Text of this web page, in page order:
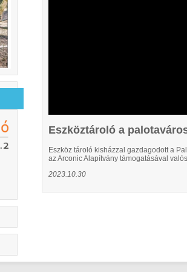
Eszköztároló a
Eszköz tároló kisházzal gazdagodott a
az Arconic Alapítvány támogatásával
2023.10.30